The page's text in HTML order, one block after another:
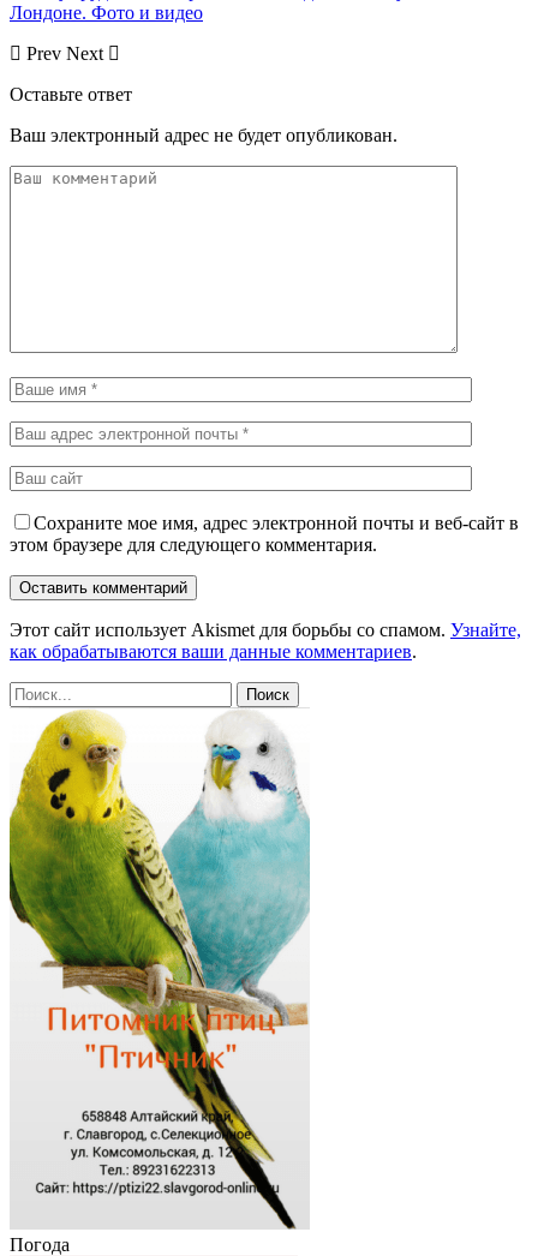
Лондоне. Фото и видео
Prev Next
Оставьте ответ
Ваш электронный адрес не будет опубликован.
Сохраните мое имя, адрес электронной почты и веб-сайт в
этом браузере для следующего комментария.
Этот сайт использует Akismet для борьбы со спамом. Узнайте,
как обрабатываются ваши данные комментариев.
Погода